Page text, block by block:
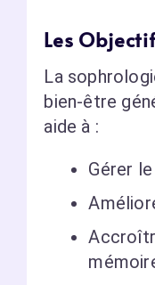
Les
La
bien-être
aide à :
Gérer